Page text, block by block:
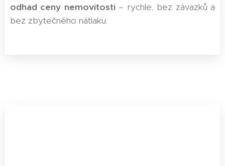
odhad ceny nemovitosti – rychle, bez závazků a
bez zbytečného nátlaku.